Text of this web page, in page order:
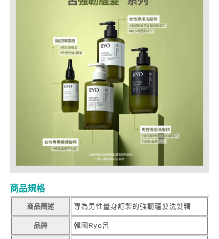
商品規格
商品簡述 專為男性量身訂製的強韌蘊髮洗髮精
品牌 韓國Ryo呂